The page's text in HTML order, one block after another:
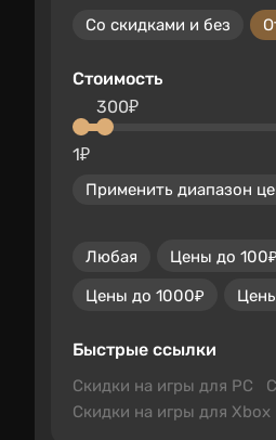
Со скидками и без
Стоимость
1₽
300₽
Применить диапазон
Любая Цены до 100₽
Цены до 1000₽
Быстрые ссылки
Скидки на игры для PC
Скидки на игры для Xbox